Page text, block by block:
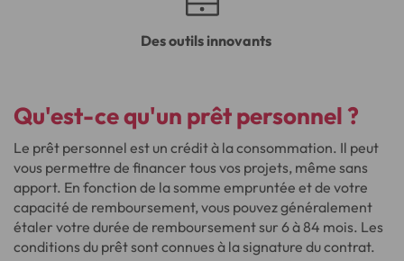
Des outils innovants
Qu'est-ce qu'un prêt personnel ?
Le prêt personnel est un crédit à la consommation. Il peut
vous permettre de financer tous vos projets, même sans
apport. En fonction de la somme empruntée et de votre
capacité de remboursement, vous pouvez généralement
étaler votre durée de remboursement sur 6 à 84 mois. Les
conditions du prêt sont connues à la signature du contrat.